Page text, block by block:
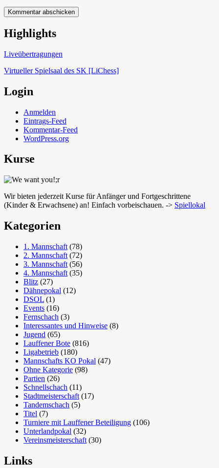
Schach in Lauffen
Highlights
Liveübertragungen
Virtueller Spielsaal des SK [LiChess]
Login
Anmelden
Eintrags-Feed
Kommentar-Feed
WordPress.org
Kurse
Wir bieten jederzeit Kurse für Anfänger und Fortgeschrittene
(Kinder & Erwachsene) an! Einfach vorbeischauen. -> Spiellokal
Kategorien
1. Mannschaft (78)
2. Mannschaft (72)
3. Mannschaft (56)
4. Mannschaft (35)
Blitz (27)
Dähnepokal (12)
DSOL (1)
Events (16)
Fernschach (3)
Interessantes und Hinweise (8)
Jugend (65)
Lauffener Bote (816)
Ligabetrieb (180)
Mannschafts KO Pokal (47)
Ohne Kategorie (98)
Partien (26)
Schnellschach (11)
Stadtmeisterschaft (17)
Tandemschach (5)
Titel (7)
Turniere mit Lauffener Beteiligung (106)
Unterlandpokal (32)
Vereinsmeisterschaft (30)
Links